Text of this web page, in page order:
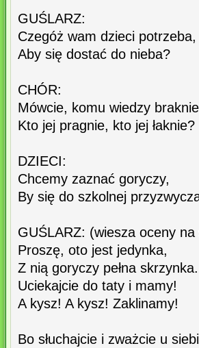
GUŚLARZ:
Czegóż wam dzieci potrzeba,
Aby się dostać do nieba?
CHÓR:
Mówcie, komu wiedzy
Kto jej pragnie, kto jej łaknie?
DZIECI:
Chcemy zaznać goryczy,
By się do szkolnej
GUŚLARZ: (wiesza oceny
Proszę, oto jest jedynka,
Z nią goryczy pełna skrzynka.
Uciekajcie do taty i mamy!
A kysz! A kysz! Zaklinamy!
Bo słuchajcie i zważcie u